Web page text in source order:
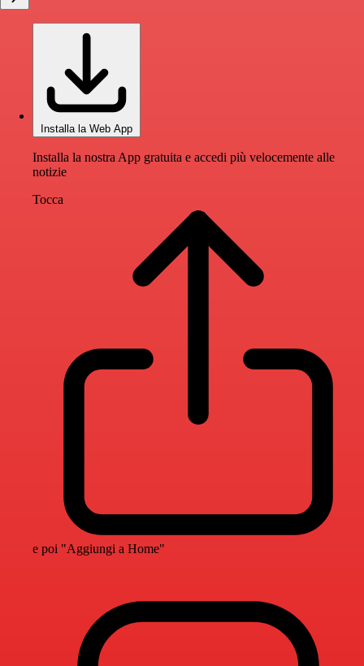
Installa la Web App
Installa la nostra App gratuita e accedi più velocemente alle
notizie
Tocca
e poi "Aggiungi a Home"